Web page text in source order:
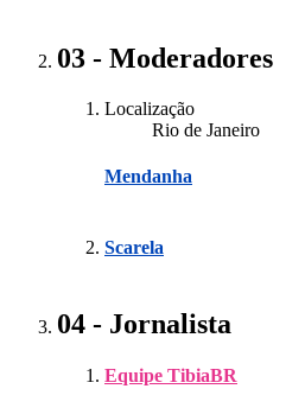
03 - Moderadores
Localização
Rio de Janeiro
Mendanha
Scarela
04 - Jornalista
Equipe TibiaBR